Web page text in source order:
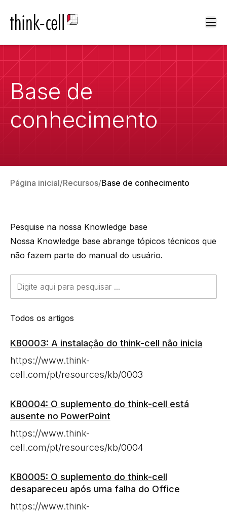
Base de
conhecimento
Página inicial Recursos Base de conhecimento
Pesquise na nossa Knowledge base
Nossa Knowledge base abrange tópicos técnicos que
não fazem parte do manual do usuário.
Todos os artigos
KB0003: A instalação do think-cell não inicia
https://www.think-
cell.com/pt/resources/kb/0003
KB0004: O suplemento do think-cell está
ausente no PowerPoint
https://www.think-
cell.com/pt/resources/kb/0004
KB0005: O suplemento do think-cell
desapareceu após uma falha do Office
https://www.think-